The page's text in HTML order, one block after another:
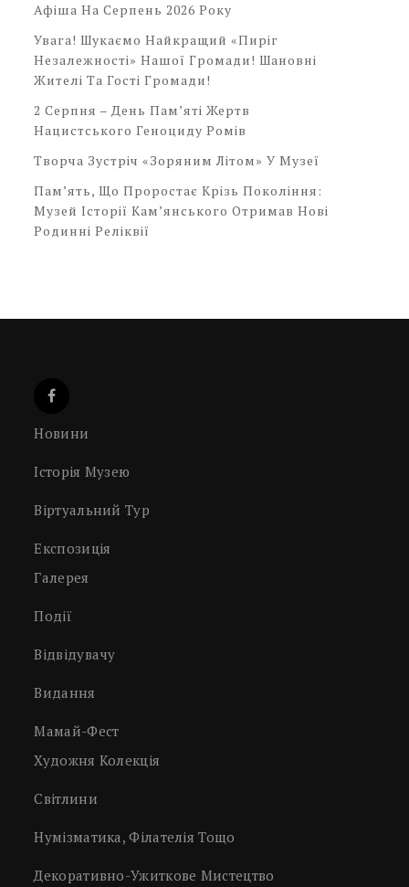
Афіша На Серпень 2026 Року
Увага! Шукаємо Найкращий «Пиріг
Незалежності» Нашої Громади! Шановні
Жителі Та Гості Громади!
2 Серпня – День Пам’яті Жертв
Нацистського Геноциду Ромів
Творча Зустріч «Зоряним Літом» У Музеї
Пам’ять, Що Проростає Крізь Покоління:
Музей Історії Кам’янського Отримав Нові
Родинні Реліквії
Новини
Історія Музею
Віртуальний Тур
Експозиція
Галерея
Події
Відвідувачу
Видання
Мамай-Фест
Художня Колекція
Світлини
Нумізматика, Філателія Тощо
Декоративно-Ужиткове Мистецтво